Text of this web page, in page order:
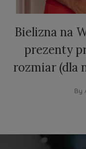
Bielizna na
prezenty
rozmiar (dla
By